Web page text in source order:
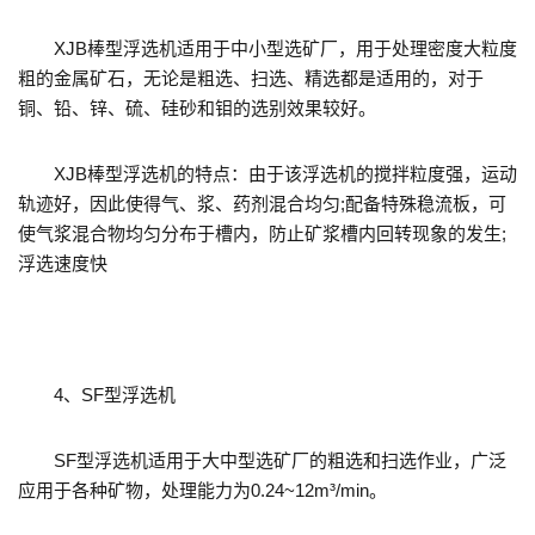
XJB棒型浮选机适用于中小型选矿厂，用于处理密度大粒度
粗的金属矿石，无论是粗选、扫选、精选都是适用的，对于
铜、铅、锌、硫、硅砂和钼的选别效果较好。
XJB棒型浮选机的特点：由于该浮选机的搅拌粒度强，运动
轨迹好，因此使得气、浆、药剂混合均匀;配备特殊稳流板，可
使气浆混合物均匀分布于槽内，防止矿浆槽内回转现象的发生;
浮选速度快
4、SF型浮选机
SF型浮选机适用于大中型选矿厂的粗选和扫选作业，广泛
应用于各种矿物，处理能力为0.24~12m³/min。